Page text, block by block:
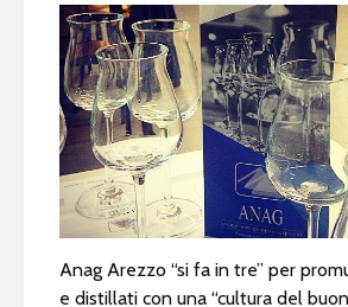
Anag Arezzo “si fa in tre” per
e distillati con una “cultura del